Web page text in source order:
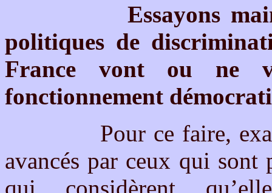
Essayons
politiques de
France vont ou ne
fonctionnement
Pour ce faire,
avancés par ceux qui
qui considèrent